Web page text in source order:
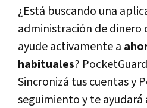
¿Está buscando una
administración de dinero
ayude activamente a
habituales?
Sincronizá tus cuentas y
seguimiento y te ayudará